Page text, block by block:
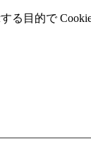
る⽬的で